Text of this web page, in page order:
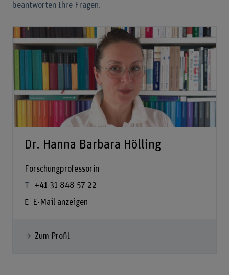
beantworten Ihre Fragen.
Dr. Hanna Barbara Hölling
Forschungprofessorin
+41 31 848 57 22
E-Mail anzeigen
Zum Profil